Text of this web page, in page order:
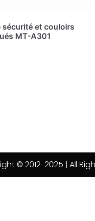
et couloirs
MT-A301
© 2012-2025 | All